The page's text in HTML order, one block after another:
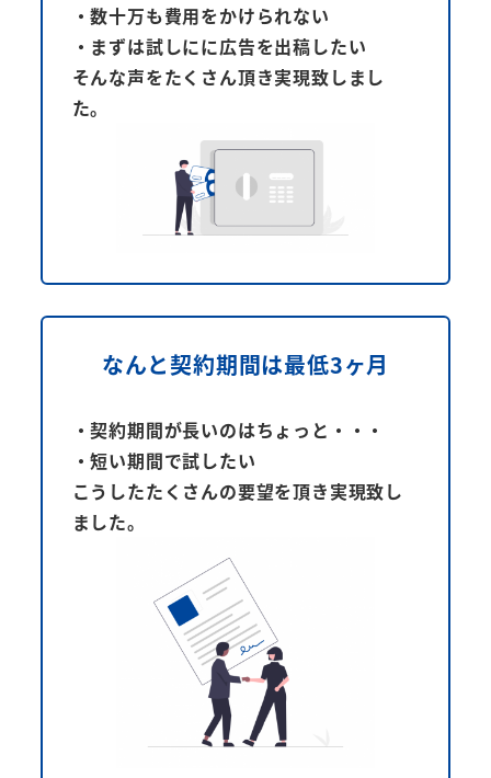
・数十万も費用をかけられない
・まずは試しにに広告を出稿したい
そんな声をたくさん頂き実現致しまし
た。
なんと契約期間は最低3ヶ月
・契約期間が長いのはちょっと・・・
・短い期間で試したい
こうしたたくさんの要望を頂き実現致し
ました。